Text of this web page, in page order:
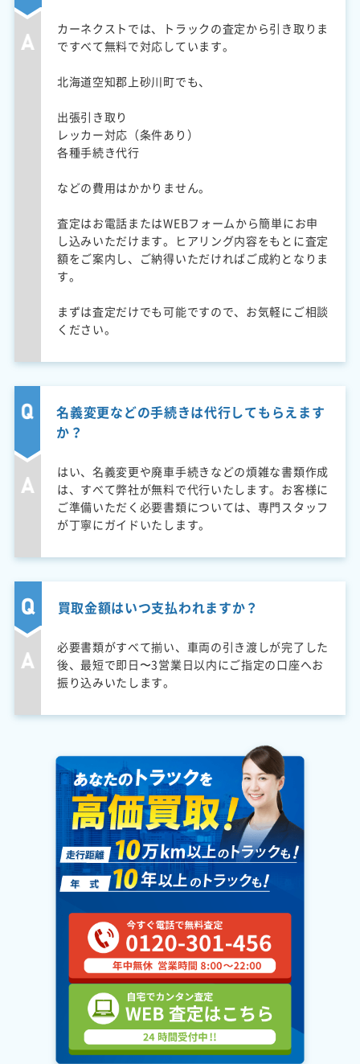
カーネクストでは、トラックの査定から引き取りま
ですべて無料で対応しています。
北海道空知郡上砂川町でも、
出張引き取り
レッカー対応（条件あり）
各種手続き代行
などの費用はかかりません。
査定はお電話またはWEBフォームから簡単にお申
し込みいただけます。ヒアリング内容をもとに査定
額をご案内し、ご納得いただければご成約となりま
す。
まずは査定だけでも可能ですので、お気軽にご相談
ください。
名義変更などの手続きは代行してもらえます
か？
はい、名義変更や廃車手続きなどの煩雑な書類作成
は、すべて弊社が無料で代行いたします。お客様に
ご準備いただく必要書類については、専門スタッフ
が丁寧にガイドいたします。
買取金額はいつ支払われますか？
必要書類がすべて揃い、車両の引き渡しが完了した
後、最短で即日〜3営業日以内にご指定の口座へお
振り込みいたします。